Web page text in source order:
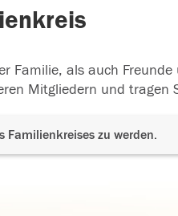
Familie, als auch
Mitgliedern und tragen
Familienkreises zu werden.